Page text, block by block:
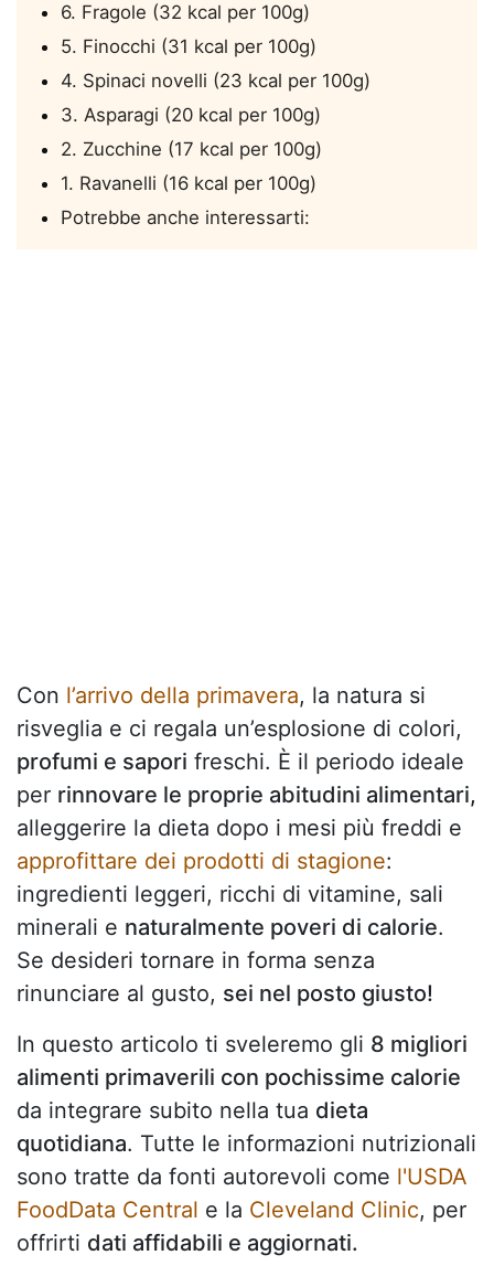
6. Fragole (32 kcal per 100g)
5. Finocchi (31 kcal per 100g)
4. Spinaci novelli (23 kcal per 100g)
3. Asparagi (20 kcal per 100g)
2. Zucchine (17 kcal per 100g)
1. Ravanelli (16 kcal per 100g)
Potrebbe anche interessarti:
Con l’arrivo della primavera, la natura si
risveglia e ci regala un’esplosione di colori,
profumi e sapori freschi. È il periodo ideale
per rinnovare le proprie abitudini alimentari,
alleggerire la dieta dopo i mesi più freddi e
approfittare dei prodotti di stagione:
ingredienti leggeri, ricchi di vitamine, sali
minerali e naturalmente poveri di calorie.
Se desideri tornare in forma senza
rinunciare al gusto, sei nel posto giusto!
In questo articolo ti sveleremo gli 8 migliori
alimenti primaverili con pochissime calorie
da integrare subito nella tua dieta
quotidiana. Tutte le informazioni nutrizionali
sono tratte da fonti autorevoli come l'USDA
FoodData Central e la Cleveland Clinic, per
offrirti dati affidabili e aggiornati.